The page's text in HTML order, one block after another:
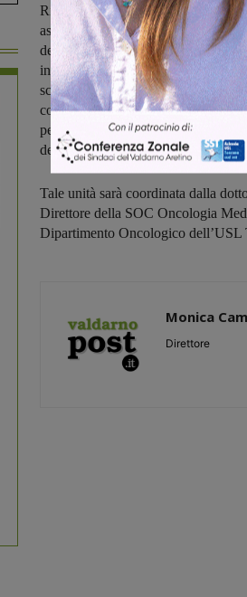
Riabilitativo, Poliambulatorio);
assistenziali già esistenti, dando
definirà i profili e le prestazioni
incontri di networking
scambio di buone pratiche e
collaborazione; infine, costruirà un
percorsi, volto al miglioramento
dell’assistenza".
Tale unità sarà coordinata dalla
Direttore della SOC Oncologia
Dipartimento Oncologico dell’USL
Monica
Direttore